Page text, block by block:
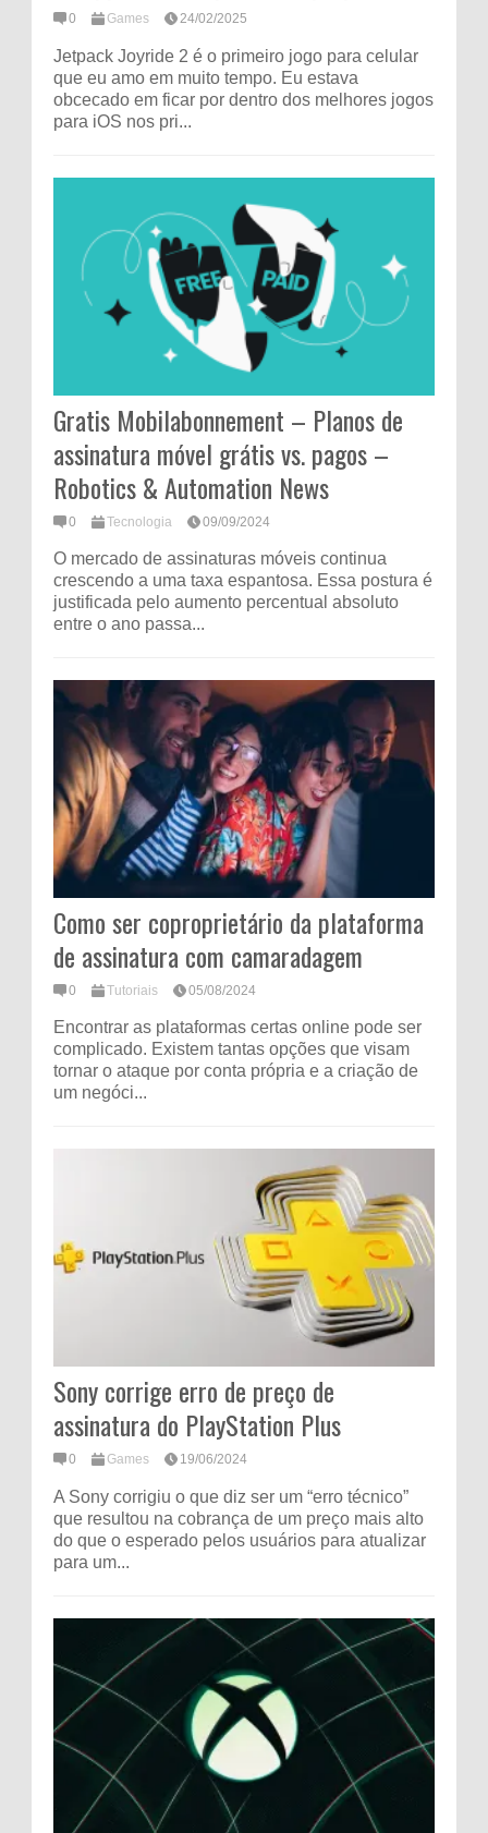
0 Games 24/02/2025
Jetpack Joyride 2 é o primeiro jogo para celular
que eu amo em muito tempo. Eu estava
obcecado em ficar por dentro dos melhores jogos
para iOS nos pri...
Gratis Mobilabonnement – ​​Planos de
assinatura móvel grátis vs. pagos –
Robotics & Automation News
0 Tecnologia 09/09/2024
O mercado de assinaturas móveis continua
crescendo a uma taxa espantosa. Essa postura é
justificada pelo aumento percentual absoluto
entre o ano passa...
Como ser coproprietário da plataforma
de assinatura com camaradagem
0 Tutoriais 05/08/2024
Encontrar as plataformas certas online pode ser
complicado. Existem tantas opções que visam
tornar o ataque por conta própria e a criação de
um negóci...
Sony corrige erro de preço de
assinatura do PlayStation Plus
0 Games 19/06/2024
A Sony corrigiu o que diz ser um “erro técnico”
que resultou na cobrança de um preço mais alto
do que o esperado pelos usuários para atualizar
para um...